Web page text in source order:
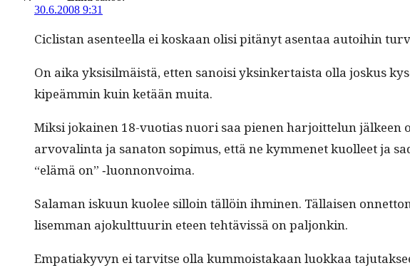
30.6.2008 9:31
Ciclis­tan asen­teel­la ei koskaan olisi pitänyt asen­taa autoi­hin
On aika yksisilmäistä, etten sanoisi yksinker­taista olla joskus
kipeäm­min kuin ketään muita.
Mik­si jokainen 18-vuo­tias nuori saa pienen har­joit­telun
arvo­val­in­ta ja sana­ton sopimus, että ne kymmenet kuolleet ja
“elämä on” ‑luon­non­voima.
Sala­man isku­un kuolee sil­loin täl­löin ihmi­nen. Täl­laisen
lisem­man ajokult­tuurin eteen tehtävis­sä on paljonkin.
Empa­ti­akyvyn ei tarvitse olla kum­moistakaan luokkaa